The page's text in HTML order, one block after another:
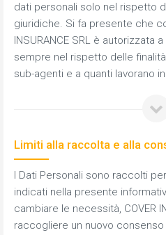
dati personali solo nel rispetto
giuridiche. Si fa presente che
INSURANCE SRL è autorizzata
sempre nel rispetto delle
sub-agenti e a quanti lavorano
Limiti alla raccolta e alla
I Dati Personali sono raccolti
indicati nella presente
cambiare le necessità, COVER
raccogliere un nuovo